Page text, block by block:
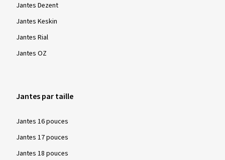
Jantes Dezent
Jantes Keskin
Jantes Rial
Jantes OZ
Jantes par taille
Jantes 16 pouces
Jantes 17 pouces
Jantes 18 pouces